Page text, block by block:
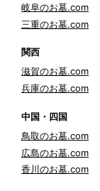
岐阜のお墓.com
三重のお墓.com
関西
滋賀のお墓.com
兵庫のお墓.com
中国・四国
鳥取のお墓.com
広島のお墓.com
香川のお墓.com